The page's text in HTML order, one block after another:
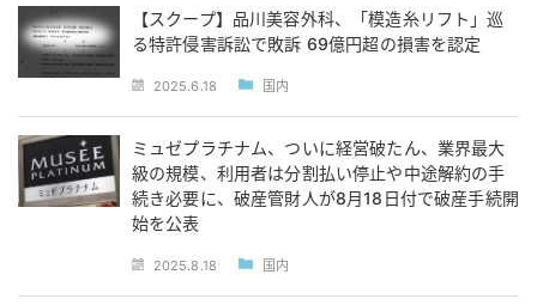
【スクープ】品川美容外科、「模造糸リフト」巡
る特許侵害訴訟で敗訴 69億円超の損害を認定
2025.6.18 国内
ミュゼプラチナム、ついに経営破たん、業界最大
級の規模、利用者は分割払い停止や中途解約の手
続き必要に、破産管財人が8月18日付で破産手続開
始を公表
2025.8.18 国内